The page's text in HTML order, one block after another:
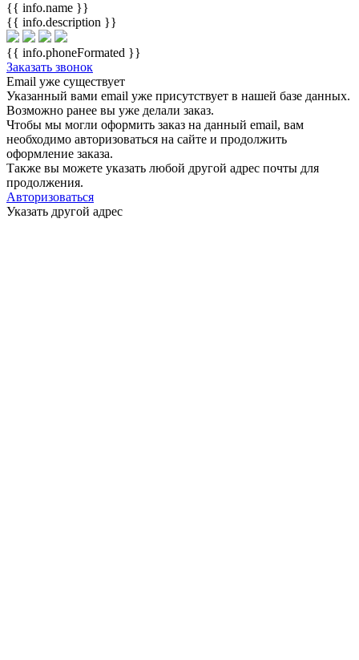
{{ info.name }}
{{ info.description }}
{{ info.phoneFormated }}
Заказать звонок
Email уже существует
Указанный вами email уже присутствует в нашей базе данных.
Возможно ранее вы уже делали заказ.
Чтобы мы могли оформить заказ на данный email, вам
необходимо авторизоваться на сайте и продолжить
оформление заказа.
Также вы можете указать любой другой адрес почты для
продолжения.
Авторизоваться
Указать другой адрес